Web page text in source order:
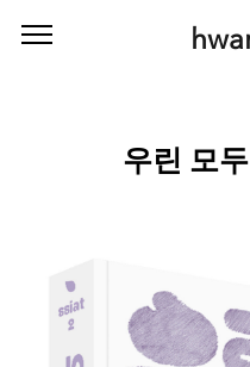
우린 모